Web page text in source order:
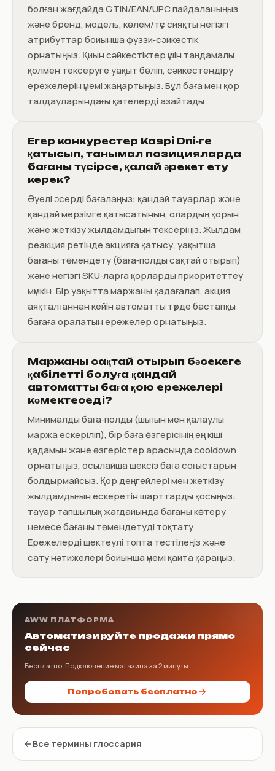
болған жағдайда GTIN/EAN/UPC пайдаланыңыз
және бренд, модель, көлем/түс сияқты негізгі
атрибуттар бойынша фуззи‑сәйкестік
орнатыңыз. Қиын сәйкестіктер үшін таңдамалы
қолмен тексеруге уақыт бөліп, сәйкестендіру
ережелерін үнемі жаңартыңыз. Бұл баға мен қор
талдауларындағы қателерді азайтады.
Егер конкурестер Kaspi Dni‑ге
қатысып, танымал позицияларда
бағаны түсірсе, қалай әрекет ету
керек?
Әуелі әсерді бағалаңыз: қандай тауарлар және
қандай мерзімге қатысатынын, олардың қорын
және жеткізу жылдамдығын тексеріңіз. Жылдам
реакция ретінде акцияға қатысу, уақытша
бағаны төмендету (баға‑полды сақтай отырып)
және негізгі SKU‑ларға қорларды приоритеттеу
мүмкін. Бір уақытта маржаны қадағалап, акция
аяқталғаннан кейін автоматты түрде бастапқы
бағаға оралатын ережелер орнатыңыз.
Маржаны сақтай отырып бәсекеге
қабілетті болуға қандай
автоматты баға қою ережелері
көмектеседі?
Минималды баға‑полды (шығын мен қалаулы
маржа ескеріліп), бір баға өзгерісінің ең кіші
қадамын және өзгерістер арасында cooldown
орнатыңыз, осылайша шексіз баға соғыстарын
болдырмайсыз. Қор деңгейлері мен жеткізу
жылдамдығын ескеретін шарттарды қосыңыз:
тауар тапшылық жағдайында бағаны көтеру
немесе бағаны төмендетуді тоқтату.
Ережелерді шектеулі топта тестілеңіз және
сату нәтижелері бойынша үнемі қайта қараңыз.
AWW ПЛАТФОРМА
Автоматизируйте продажи прямо
сейчас
Бесплатно. Подключение магазина за 2 минуты.
Попробовать бесплатно
Все термины глоссария